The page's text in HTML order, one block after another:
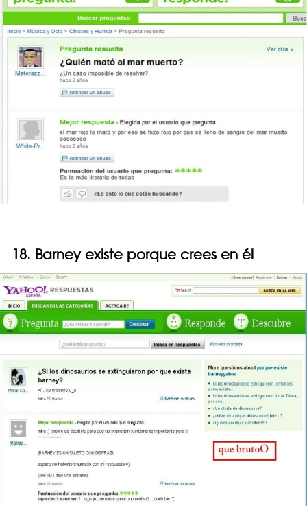
18. Barney existe porque crees en él